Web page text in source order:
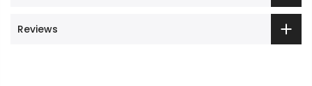
Reviews